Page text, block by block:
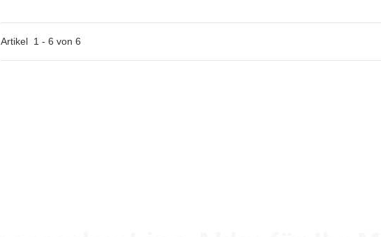
Artikel 1 - 6 von 6